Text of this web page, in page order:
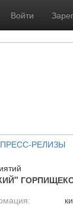
Войти
ПРЕСС-РЕЛИЗЫ